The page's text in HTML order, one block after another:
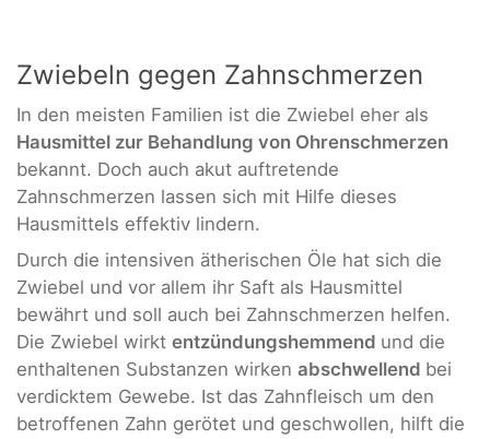
Zwiebeln gegen Zahnschmerzen
In den meisten Familien ist die Zwiebel eher als
Hausmittel zur Behandlung von Ohrenschmerzen
bekannt. Doch auch akut auftretende
Zahnschmerzen lassen sich mit Hilfe dieses
Hausmittels effektiv lindern.
Durch die intensiven ätherischen Öle hat sich die
Zwiebel und vor allem ihr Saft als Hausmittel
bewährt und soll auch bei Zahnschmerzen helfen.
Die Zwiebel wirkt entzündungshemmend und die
enthaltenen Substanzen wirken abschwellend bei
verdicktem Gewebe. Ist das Zahnfleisch um den
betroffenen Zahn gerötet und geschwollen, hilft die